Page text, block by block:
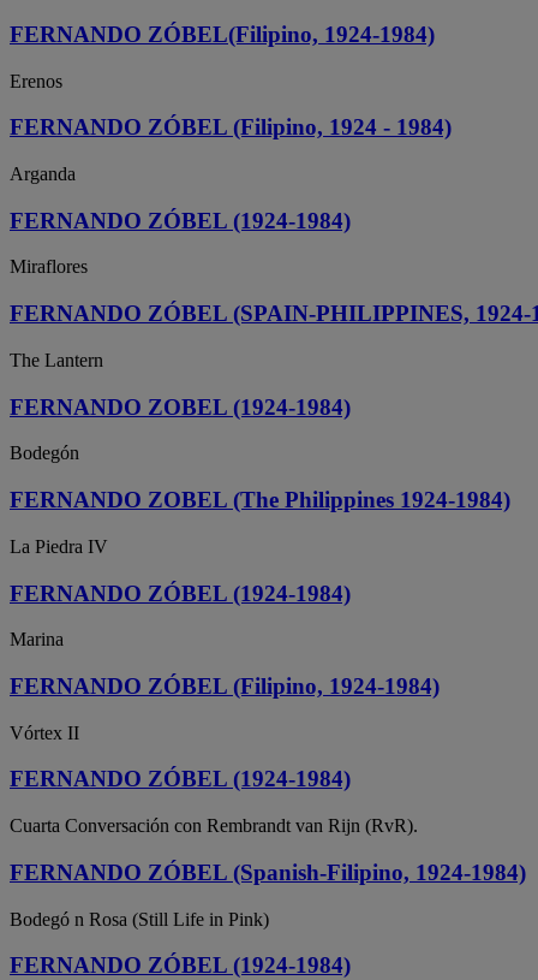
FERNANDO ZÓBEL(Filipino, 1924-1984)
Erenos
FERNANDO ZÓBEL (Filipino, 1924 - 1984)
Arganda
FERNANDO ZÓBEL (1924-1984)
Miraflores
FERNANDO ZÓBEL (SPAIN-PHILIPPINES, 1924-
The Lantern
FERNANDO ZOBEL (1924-1984)
Bodegón
FERNANDO ZOBEL (The Philippines 1924-1984)
La Piedra IV
FERNANDO ZÓBEL (1924-1984)
Marina
FERNANDO ZÓBEL (Filipino, 1924-1984)
Vórtex II
FERNANDO ZÓBEL (1924-1984)
Cuarta Conversación con Rembrandt van Rijn (RvR).
FERNANDO ZÓBEL (Spanish-Filipino, 1924-1984)
Bodegó n Rosa (Still Life in Pink)
FERNANDO ZÓBEL (1924-1984)